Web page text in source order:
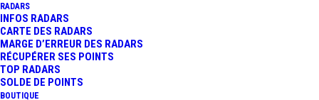
RADARS
INFOS RADARS
CARTE DES RADARS
MARGE D’ERREUR DES RADARS
RÉCUPÉRER SES POINTS
TOP RADARS
SOLDE DE POINTS
BOUTIQUE
5 juin 2019